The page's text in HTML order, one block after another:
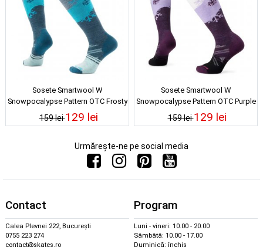
Sosete Smartwool W
Snowpocalypse Pattern OTC Frosty
Green 24/25
159 lei129 lei
Sosete Smartwool W
Snowpocalypse Pattern OTC Purple
Iris 24/25
159 lei129 lei
Urmărește-ne pe social media
Contact
Calea Plevnei 222, București
0755 223 274
contact@skates.ro
Program
Luni - vineri: 10.00 - 20.00
Sâmbătă: 10.00 - 17.00
Duminică: închis